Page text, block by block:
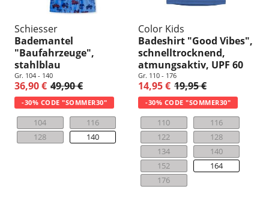
Schiesser
Bademantel
"Baufahrzeuge",
stahlblau
Gr. 104 - 140
36,90 € 49,90 €
-30% CODE "SOMMER30"
104
116
128
140
Color Kids
Badeshirt "Good Vibes",
schnelltrocknend,
atmungsaktiv, UPF 60
Gr. 110 - 176
14,95 € 19,95 €
-30% CODE "SOMMER30"
110
116
122
128
134
140
152
164
176